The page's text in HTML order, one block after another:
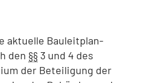
aktuelle Bauleitplan-
den §§ 3 und 4 des
der Beteiligung der